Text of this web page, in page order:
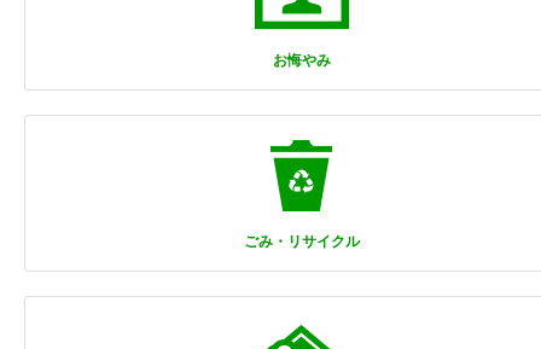
お悔やみ
ごみ・リサイクル